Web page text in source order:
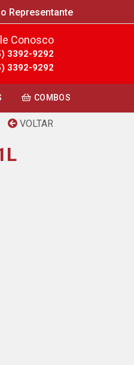
Representante
Conosco
3392-9292
3392-9292
COMBOS
VOLTAR